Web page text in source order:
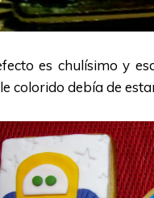
es chulísimo y
colorido debía de